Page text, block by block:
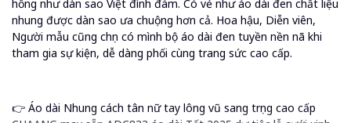
hồng như dàn sao Việt đình đám. Có vẻ như áo dài đen chất liệu
nhung được dàn sao ưa chuộng hơn cả. Hoa hậu, Diễn viên,
Người mẫu cũng chọn có mình bộ áo dài đen tuyền nền nã khi
tham gia sự kiện, dễ dàng phối cùng trang sức cao cấp.
👉 Áo dài Nhung cách tân nữ tay lông vũ sang trọng cao cấp